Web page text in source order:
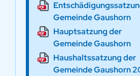
Gemeinde Gaushorn
Hauptsatzung der
Gemeinde Gaushorn
Haushaltssatzung der
Gemeinde Gaushorn